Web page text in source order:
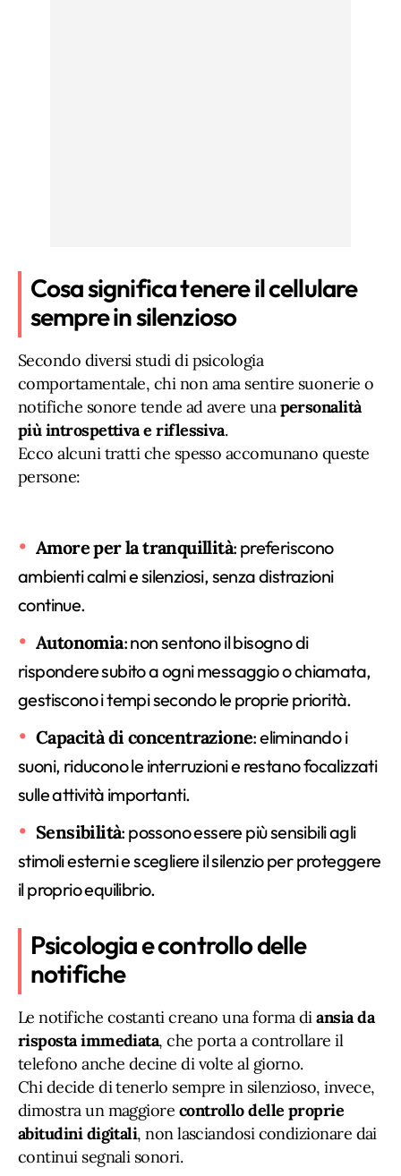
Cosa significa tenere il cellulare
sempre in silenzioso
Secondo diversi studi di psicologia
comportamentale, chi non ama sentire suonerie o
notifiche sonore tende ad avere unapersonalità
più introspettiva e riflessiva.
Ecco alcuni tratti che spesso accomunano queste
persone:
Amore per la tranquillità: preferiscono
ambienti calmi e silenziosi, senza distrazioni
continue.
Autonomia: non sentono il bisogno di
rispondere subito a ogni messaggio o chiamata,
gestiscono i tempi secondo le proprie priorità.
Capacità di concentrazione: eliminando i
suoni, riducono le interruzioni e restano focalizzati
sulle attività importanti.
Sensibilità: possono essere più sensibili agli
stimoli esterni e scegliere il silenzio per proteggere
il proprio equilibrio.
Psicologia e controllo delle
notifiche
Le notifiche costanti creano una forma diansia da
risposta immediata, che porta a controllare il
telefono anche decine di volte al giorno.
Chi decide di tenerlo sempre in silenzioso, invece,
dimostra un maggiore controllo delle proprie
abitudini digitali, non lasciandosi condizionare dai
continui segnali sonori.